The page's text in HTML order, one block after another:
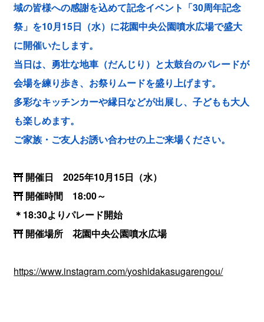
域の皆様への感謝を込めて記念イベント「30周年記念
祭」を10月15日（水）に花園中央公園噴水広場で盛大
に開催いたします。
当日は、勇壮な地車（だんじり）と太鼓台のパレードが
会場を練り歩き、お祭りムードを盛り上げます。
多彩なキッチンカーや縁日などが出展し、子どもも大人
も楽しめます。
ご家族・ご友人お誘い合わせの上ご来場ください。
開催日 2025年10月15日（水）
開催時間 18:00～
＊18:30よりパレード開始
開催場所 花園中央公園噴水広場
https://www.instagram.com/yoshidakasugarengou/